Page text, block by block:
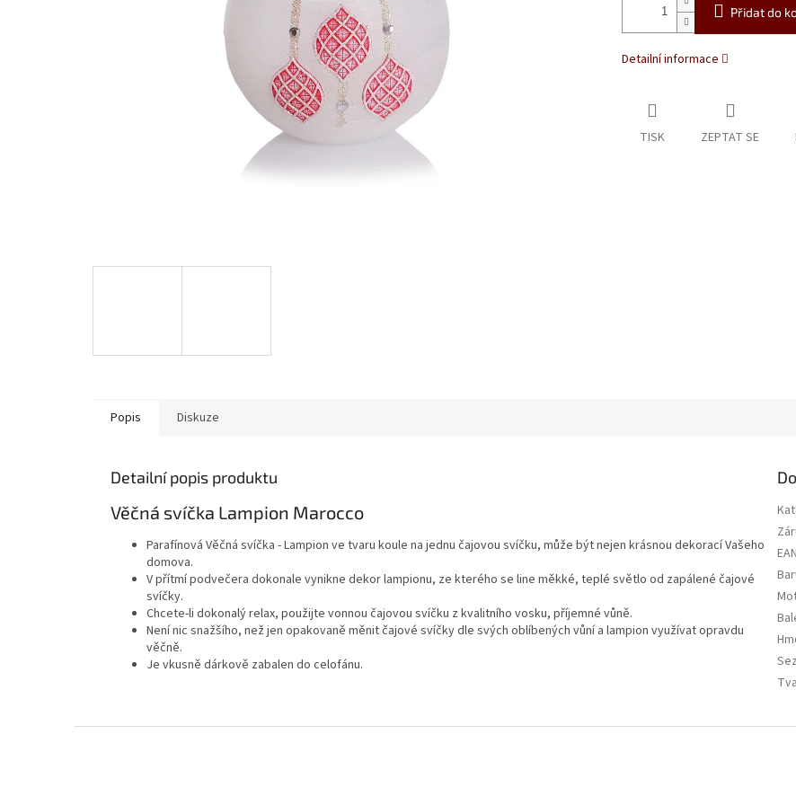
Přidat do
Detailní informace
TISK ZEPTAT SE
Popis Diskuze
Detailní popis produktu
Věčná svíčka Lampion Marocco
Parafínová Věčná svíčka - Lampion ve tvaru koule na jednu čajovou svíčku, může být nejen krásnou dekorací Vašeho
domova.
V přítmí podvečera dokonale vynikne dekor lampionu, ze kterého se line měkké, teplé světlo od zapálené čajové
svíčky.
Chcete-li dokonalý relax, použijte vonnou čajovou svíčku z kvalitního vosku, příjemné vůně.
Není nic snažšího, než jen opakovaně měnit čajové svíčky dle svých oblíbených vůní a lampion využívat opravdu
věčně.
Je vkusně dárkově zabalen do celofánu.
EAN